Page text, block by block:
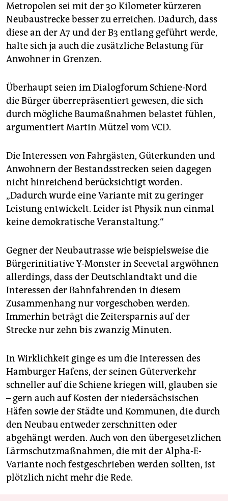
Metropolen sei mit der 30 Kilometer kürzeren
Neubaustrecke besser zu erreichen. Dadurch, dass
diese an der A7 und der B3 entlang geführt werde,
halte sich ja auch die zusätzliche Belastung für
Anwohner in Grenzen.
Überhaupt seien im Dialogforum Schiene-Nord
die Bürger überrepräsentiert gewesen, die sich
durch mögliche Baumaßnahmen belastet fühlen,
argumentiert Martin Mützel vom VCD.
Die Interessen von Fahrgästen, Güterkunden und
Anwohnern der Bestandsstrecken seien dagegen
nicht hinreichend berücksichtigt worden.
„Dadurch wurde eine Variante mit zu geringer
Leistung entwickelt. Leider ist Physik nun einmal
keine demokratische Veranstaltung.“
Gegner der Neubautrasse wie beispielsweise die
Bürgerinitiative Y-Monster in Seevetal argwöhnen
allerdings, dass der Deutschlandtakt und die
Interessen der Bahnfahrenden in diesem
Zusammenhang nur vorgeschoben werden.
Immerhin beträgt die Zeitersparnis auf der
Strecke nur zehn bis zwanzig Minuten.
In Wirklichkeit ginge es um die Interessen des
Hamburger Hafens, der seinen Güterverkehr
schneller auf die Schiene kriegen will, glauben sie
– gern auch auf Kosten der niedersächsischen
Häfen sowie der Städte und Kommunen, die durch
den Neubau entweder zerschnitten oder
abgehängt werden. Auch von den übergesetzlichen
Lärmschutzmaßnahmen, die mit der Alpha-E-
Variante noch festgeschrieben werden sollten, ist
plötzlich nicht mehr die Rede.